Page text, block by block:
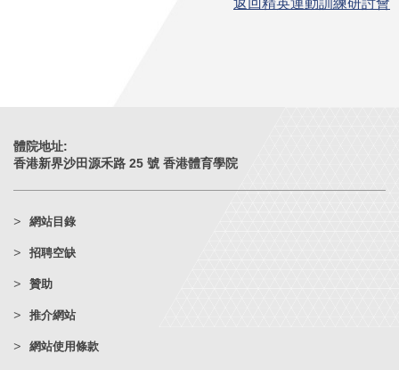
體院地址:
香港新界沙田源禾路 25 號 香港體育學院
網站目錄
招聘空缺
贊助
推介網站
網站使用條款